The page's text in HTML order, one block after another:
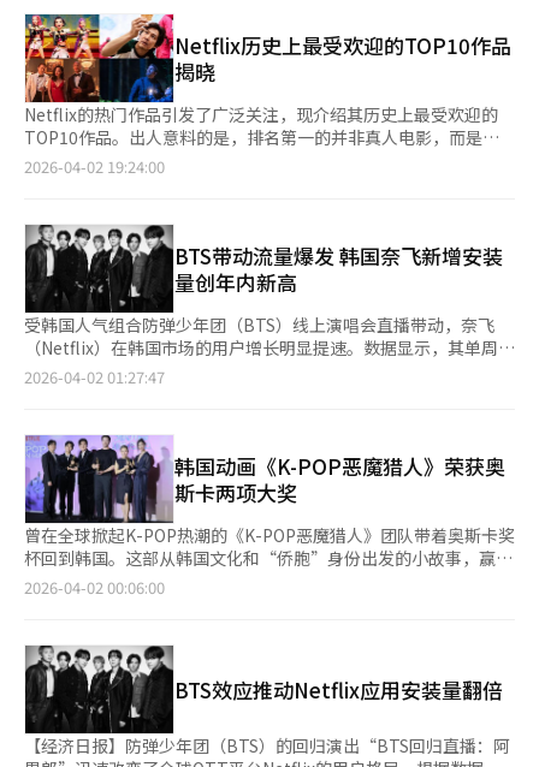
赖，直接瞄准北美和欧洲的主机和PC玩家。Steam发布是全球玩
家即时评价游戏性的最佳平台。Wemade为此提升了与其区块链生
态系统“Wemix”的技术结合，并在菲律宾“Coins”上市等方面
提前准备了虚拟资产分销网络，以促进当地用户的流入。此外，预
计下半年推出的次文化新作《诺亚》被视为Wemade超
越“MMORPG名家”形象、吸引新用户群的关键。次文化游戏通
过以故事和角色为中心的内容，能够建立忠诚的核心粉丝群。
Wemade计划通过此类游戏多样化收入结构，并通过2027年计划
Wemade的财务基础自朴官湖回归后稳步改善，连续两年保持盈
利，并以此为基础积极投入新作开发和营销。未来的成败取决于
Wemade推动的组织文化创新能否快速落地。朴官湖强调的“冷酷
的生存岔路”信息被解读为果断去除项目低效，并将资源重新配置
为以成果为中心。这显示出公司从庞大的组织结构转向以少数精英
开发人员为中心的高效组织的方向。业内人士评价Wemade的此次
战略为“韩国游戏公司全球模式转型”的尝试。公司正从过去以国
内市场为中心的增长战略转向结合区块链技术和平台战略，构建独
Wemade将有望实现新的飞跃。2026年对Wemade来说，将是超
越过去十年成就、准备未来十年的“转折之年”。《传奇之伊米
尔》的全球表现和后续阵容的市场反应将成为决定未来企业价值方
向的关键变量。Wemade当前展示的变化速度和战略选择被视为在
快速变化的游戏市场中同时寻求生存和增长的现实应对。※ 本报
道经人工智能（AI）系统翻译与编辑。
外籍游客明显增加，占相关门店营收的比重持续上升，其中不少消
费者受奈飞（Netflix）等平台内容带动前来体验，客源结构也由亚
洲扩展至欧洲及南美地区。 从内容端来看，奈飞热播作品《K-
POP：猎魔女团》成为带动相关题材关注度上升的重要因素。该作
品以女团成员为巫女世家后裔为设定，将驱邪、阴间世界等传统元
素与K-POP相结合，构建出差异化的叙事体系。 与此同时，由巫
俗人士参与的Disney+综艺《天机试炼场》以及以“被神附体的律
师”为主角的SBS电视剧《神与律师事务所》等作品在海外获得关
从以往以恐怖类型为主，转向与K-POP、真人秀、法庭剧等多元类
型融合，有效降低了受众门槛。通过以巫俗为框架演绎“生与
死”等普遍性主题，也在一定程度上缩短了文化理解差异。 在内
容热度带动下，相关消费正向线下延伸。根据新韩信用卡公司数
据，去年外籍游客在韩国占卜相关行业的消费额同比增长72%。市
场分析指出，韩国旅游形态正由以K-POP演出及影视拍摄地为核心
的观光型，向以文化体验为导向的参与型加速转变。 与此同时，
全球旅行预订平台客路旅行（Klook）已推出结合传统文化与生辰
长约两倍，显示出海外游客对巫俗文化体验的关注度持续提升，未
来将进一步拓展与相关内容及区域联动的体验型产品。 业内专家
指出，K-巫俗具备跨文化共鸣的“普遍叙事”，叠加OTT平台的
全球传播能力，使其扩散速度明显加快。在保留传统文化特性的同
时，其内容形态亦具备向全球市场延展的潜力，有望发展为新的代
表性文化内容。
Netflix历史上最受欢迎的TOP10作品
揭晓
Netflix的热门作品引发了广泛关注，现介绍其历史上最受欢迎的
TOP10作品。出人意料的是，排名第一的并非真人电影，而是动
画电影《千面恶魔猎人》。该片在上映后91天内获得了3.251亿次
在榜单中表现突出。第一名《千面恶魔猎人》、第二名《鱿鱼游
戏》第一季以及第五名《鱿鱼游戏》第二季均为韩国IP，显示出韩
国内容在全球的影响力。Netflix历史上最受欢迎的TOP10作品如
下：▲ 《千面恶魔猎人》 - 3.251亿次观看讲述了K-pop超级明星
露米、米拉和乔伊在舞台外作为恶魔猎人，与伪装成恶魔的竞争对
手男团对抗的故事。▲ 《鱿鱼游戏》第一季 - 2.652亿次观看一群
负债累累的人被神秘邀请参加儿童游戏，但巨额奖金背后隐藏着死
亡威胁。▲ 《星期三》第一季 - 2.521亿次观看讲述了冷酷而怪异
曲的谜团的故事。▲ 《红色通缉令》 - 2.309亿次观看FBI分析师追
捕世界顶级艺术品盗贼，并与意想不到的伙伴合作的动作娱乐片。
▲ 《鱿鱼游戏》第二季 - 1.926亿次观看讲述了曾在恐怖游戏中幸
存的基勋再次进入那个世界，面临更大挑战和更残酷选择的故事。
▲ 《携手同行》 - 1.721亿次观看机场安保人员被神秘旅客威胁，
必须在平安夜航班上通过危险物品的惊悚故事。▲ 《不要抬头》 -
1.714亿次观看两位天文学家发现一颗将毁灭地球的彗星，警告世
人却遭遇冷漠和政治算计的黑色喜剧。▲ 《亚当计划》 - 1.576亿
自己联手拯救未来的科幻冒险电影。▲ 《蒙上你的眼》 - 1.574亿
次观看讲述了一种神秘存在导致人类集体自杀，幸存者必须蒙眼生
存的灾难惊悚片。▲ 《重返行动》 - 1.472亿次观看讲述了一对曾
离开CIA组建家庭的夫妻因身份暴露而重返间谍世界的动作喜剧。
这些记录表明，Netflix的热门作品不再仅限于大牌明星主演的英语
大片。K-pop和韩国生存剧占据了最高位置，而英语作品如《星期
2026-04-02 19:24:00
BTS带动流量爆发 韩国奈飞新增安装
量创年内新高
受韩国人气组合防弹少年团（BTS）线上演唱会直播带动，奈飞
（Netflix）在韩国市场的用户增长明显提速。数据显示，其单周新
增应用安装量大幅攀升，并创下年内新高。 据IGAWorks统计，3
新增榜首。这也是其今年以来周新增规模首次突破13万次。 同
期，Coupang Play和TVING分别以7.75万次和5.64万次位列第
二、第三。 从日度数据来看，奈飞用户增长与BTS演唱会热度高度
联动。3月19日至22日，平台连续四天位居新增安装榜首。其中，
直播当日（3月21日）新增安装量达6.68万次，较前一日增长逾4
倍，接近其平时一周水平。 不过，相关增长的持续性仍有待观
察。演出结束后，奈飞新增安装量迅速回落，3月23日被Coupang
Play反超，并于当周周末降至第三位。 值得关注的是，在演唱会
当日，奈飞新增安装量升至3.37万次。 业内人士表示，此次案例被
视为全球流媒体平台借助头部K-内容实现短期用户增长的典型样
本，凸显优质内容在拉动用户规模方面的核心价值。
2026-04-02 01:27:47
韩国动画《K-POP恶魔猎人》荣获奥
斯卡两项大奖
曾在全球掀起K-POP热潮的《K-POP恶魔猎人》团队带着奥斯卡奖
杯回到韩国。这部从韩国文化和“侨胞”身份出发的小故事，赢得
了奥斯卡最佳长篇动画奖，书写了K内容的新历史。 在首尔龙山区
EJAE(李在)以及IDO(李宥汉、郭中圭、南熙东)出席，分享了获奖
的喜悦。 《K-POP恶魔猎人》自去年6月发布以来，横扫第83届金
球奖动画奖和歌曲奖、第68届格莱美奖原声奖，并在第98届奥斯
卡颁奖典礼上获得最佳长篇动画奖和歌曲奖。 麦琪·康导演表
示：“小时候看的动画多是中国文化的《花木兰》或日本动画，没
2026-04-02 00:06:00
BTS效应推动Netflix应用安装量翻倍
【经济日报】防弹少年团（BTS）的回归演出“BTS回归直播：阿